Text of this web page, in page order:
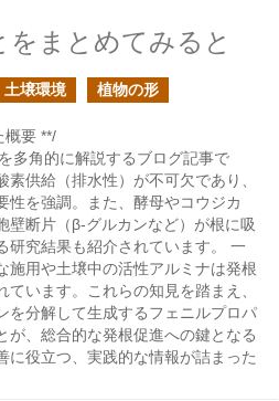
まとめてみると
土壌環境 植物の形
概要 **/
多角的に解説するブログ記事で
供給（排水性）が不可欠であり、
性を強調。また、酵母やコウジカ
壁断片（β-グルカンなど）が根に吸
研究結果も紹介されています。 一
施用や土壌中の活性アルミナは発根
います。これらの知見を踏まえ、
を分解して生成するフェニルプロパ
が、総合的な発根促進への鍵となる
に役立つ、実践的な情報が詰まった